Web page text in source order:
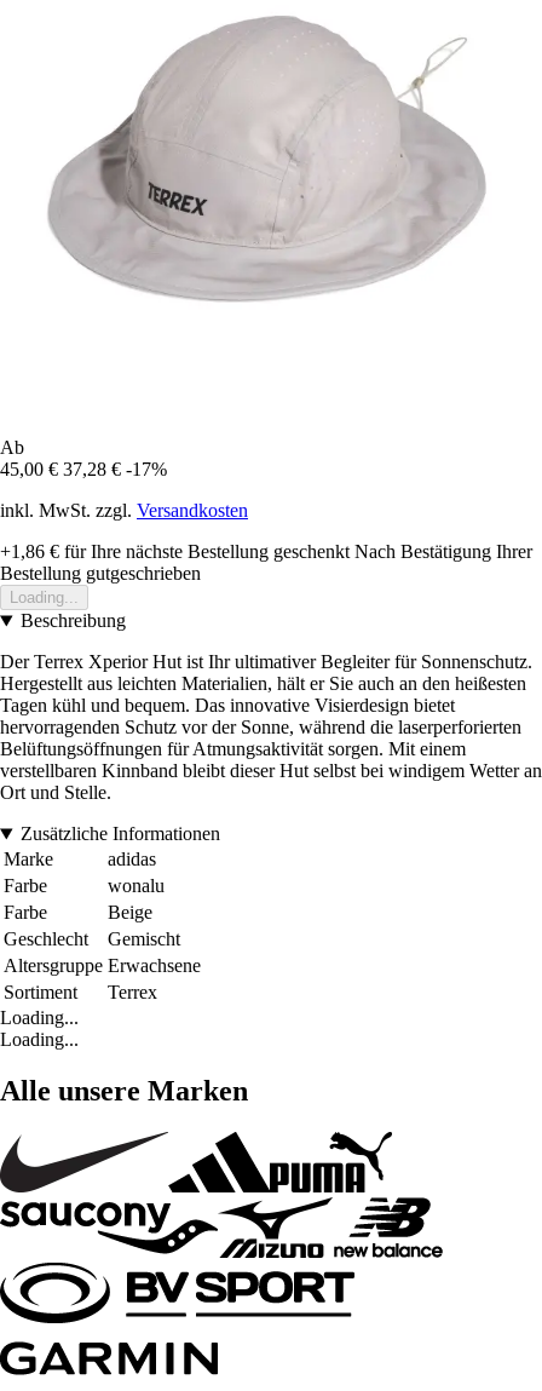
Ab
45,00 € 37,28 € -17%
inkl. MwSt. zzgl. Versandkosten
+1,86 € für Ihre nächste Bestellung geschenkt Nach Bestätigung Ihrer
Bestellung gutgeschrieben
Loading...
Beschreibung
Der Terrex Xperior Hut ist Ihr ultimativer Begleiter für Sonnenschutz.
Hergestellt aus leichten Materialien, hält er Sie auch an den heißesten
Tagen kühl und bequem. Das innovative Visierdesign bietet
hervorragenden Schutz vor der Sonne, während die laserperforierten
Belüftungsöffnungen für Atmungsaktivität sorgen. Mit einem
verstellbaren Kinnband bleibt dieser Hut selbst bei windigem Wetter an
Ort und Stelle.
Zusätzliche Informationen
Marke
adidas
Farbe
wonalu
Farbe
Beige
Geschlecht
Gemischt
Altersgruppe Erwachsene
Sortiment
Terrex
Loading...
Loading...
Alle unsere Marken